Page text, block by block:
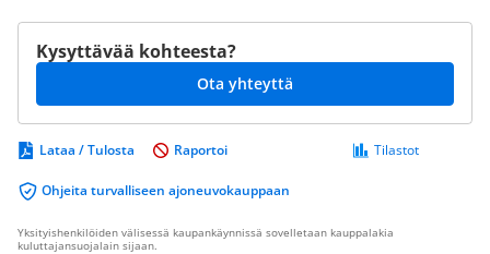
Kysyttävää kohteesta?
Ota yhteyttä
Lataa / Tulosta
Ohjeita turvalliseen ajoneuvokauppaan
Tilastot
Raportoi
Yksityishenkilöiden välisessä kaupankäynnissä sovelletaan kauppalakia
kuluttajansuojalain sijaan.